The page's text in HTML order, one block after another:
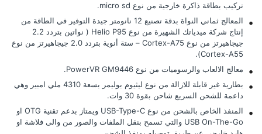
تركيب بطاقة ذاكرة خارجية من نوع micro sd.
المعالج ثماني النواة بدقة تصنيع 12 نانومتر جيدة التوفير في الطاقة من
إنتاج شركة ميدياتك الشهيرة من نوع Helio P95 ( نواتين بتردد 2.2
جيجاهيرتز من نوع Cortex-A75 – ستة أنوية بتردد 2.0 جيجاهيرتز من نوع
Cortex-A55).
معالج الالعاب والرسوميات من نوع PowerVR GM9446.
بطارية غير قابلة للازالة من نوع ليثيوم بوليمر بسعة 4310 ملي امبير وهي
داعمة للشحن السريع شاحن بقوة 30 وات.
المنفذ الخاص بالشحن من نوع USB-Type-C ويمتاز بدعم تقنية OTG او
USB On-The-Go والتي تسمح بنقل الملفات والصور من والى فلاشة او